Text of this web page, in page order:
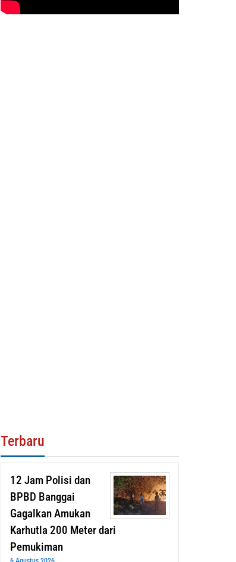
Terbaru
12 Jam Polisi dan
BPBD Banggai
Gagalkan Amukan
Karhutla 200 Meter dari
Pemukiman